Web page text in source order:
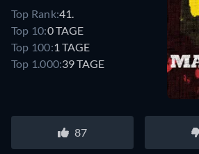
Top Rank:41.
Top 10:0 TAGE
Top 100:1 TAGE
Top 1.000:39 TAGE
87